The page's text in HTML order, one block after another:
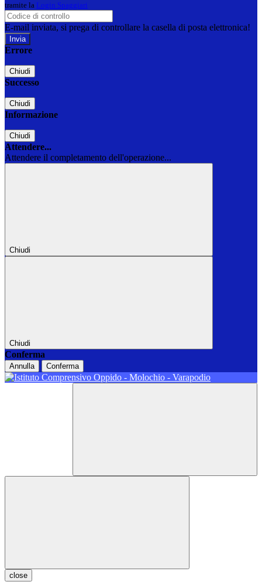
tramite la Login Spaggiari
E-mail inviata, si prega di controllare la casella di posta elettronica!
Errore
Chiudi
Successo
Chiudi
Informazione
Chiudi
Attendere...
Attendere il completamento dell'operazione...
Chiudi
Chiudi
Conferma
Annulla Conferma
close